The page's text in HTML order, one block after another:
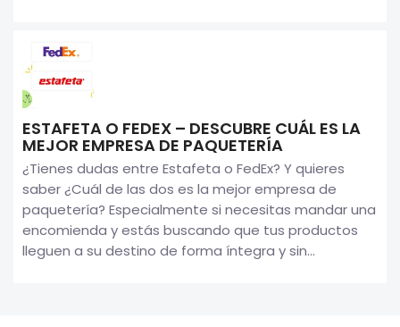
ESTAFETA O FEDEX – DESCUBRE CUÁL ES LA
MEJOR EMPRESA DE PAQUETERÍA
¿Tienes dudas entre Estafeta o FedEx? Y quieres
saber ¿Cuál de las dos es la mejor empresa de
paquetería? Especialmente si necesitas mandar una
encomienda y estás buscando que tus productos
lleguen a su destino de forma íntegra y sin...